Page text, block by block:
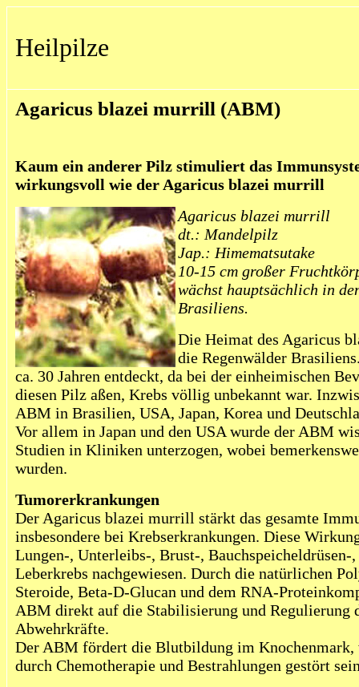
Heilpilze
Agaricus blazei murrill (ABM)
Kaum ein anderer Pilz stimuliert das
wirkungsvoll wie der Agaricus blazei murrill
Agaricus blazei murrill
dt.: Mandelpilz
Jap.: Himematsutake
10-15 cm großer
wächst hauptsächlich in
Brasiliens.
Die Heimat des Agaricus
die Regenwälder
ca. 30 Jahren entdeckt, da bei der einheimischen
diesen Pilz aßen, Krebs völlig unbekannt war.
ABM in Brasilien, USA, Japan, Korea und
Vor allem in Japan und den USA wurde der ABM
Studien in Kliniken unterzogen, wobei
wurden.
Tumorerkrankungen
Der Agaricus blazei murrill stärkt das gesamte
insbesondere bei Krebserkrankungen. Diese
Lungen-, Unterleibs-, Brust-, Bauchspeicheldrüsen-,
Leberkrebs nachgewiesen. Durch die natürlichen
Steroide, Beta-D-Glucan und dem RNA-
ABM direkt auf die Stabilisierung und Regulierung
Abwehrkräfte.
Der ABM fördert die Blutbildung im Knochenmark,
durch Chemotherapie und Bestrahlungen gestört